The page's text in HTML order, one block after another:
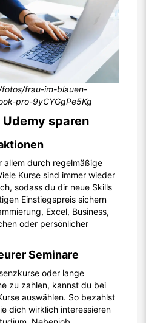
frau-im-blauen-
pro-9yCYGgPe5Kg
sparen
allem durch regelmäßige
Kurse sind immer wieder
sodass du dir neue Skills
Einstiegspreis sichern
Excel, Business,
oder persönlicher
Seminare
oder lange
zu zahlen, kannst du bei
auswählen. So bezahlst
dich wirklich interessieren